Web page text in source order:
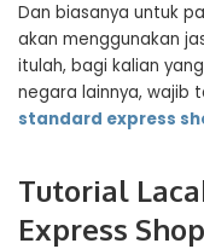
Dan biasanya untuk
akan menggunakan
itulah, bagi kalian
negara lainnya, wajib
standard express
Tutorial
Express